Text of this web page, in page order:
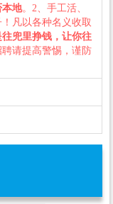
本地。2、手工活、
凡以各种名义收取
兜里挣钱，让你往
聘请提高警惕，谨防